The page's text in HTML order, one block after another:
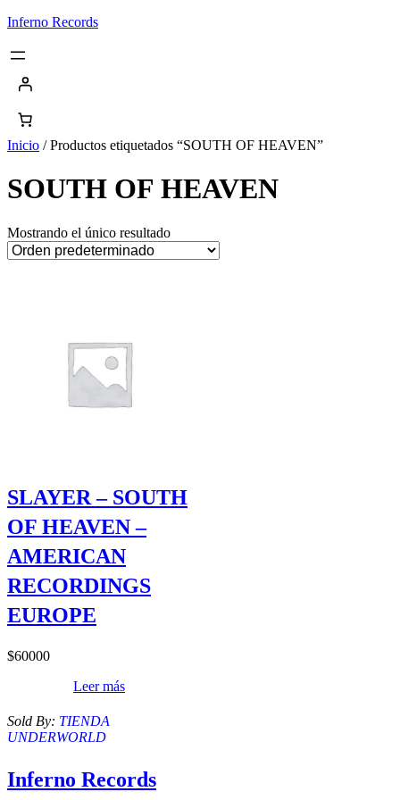
Saltar
contenido
Inferno Records
Inicio / Productos etiquetados “SOUTH OF HEAVEN”
SOUTH OF HEAVEN
Mostrando el único resultado
SLAYER – SOUTH
OF HEAVEN –
AMERICAN
RECORDINGS
EUROPE
$60000
Leer más
Sold By: TIENDA
UNDERWORLD
Inferno Records